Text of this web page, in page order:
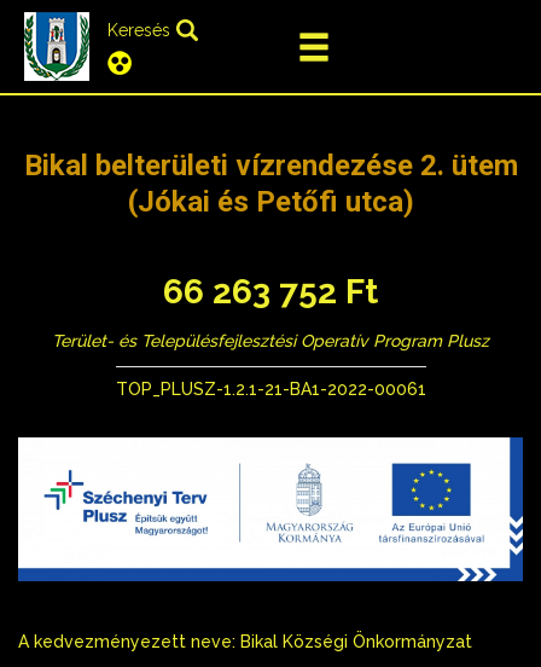
Keresés
Bikal belterületi vízrendezése 2. ütem
(Jókai és Petőfi utca)
66 263 752 Ft
Terület- és Településfejlesztési Operatív Program Plusz
TOP_PLUSZ-1.2.1-21-BA1-2022-00061
A kedvezményezett neve: Bikal Községi Önkormányzat